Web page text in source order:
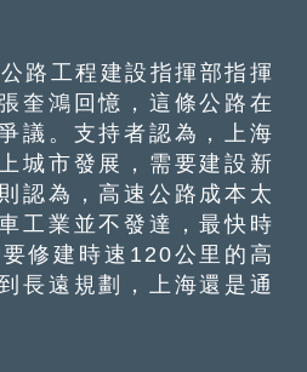
工程建設指揮部指揮
奎鴻回憶，這條公路在
議。支持者認為，上海
城市發展，需要建設新
認為，高速公路成本太
工業並不發達，最快時
修建時速120公里的高
長遠規劃，上海還是通